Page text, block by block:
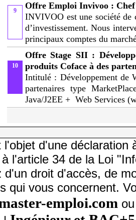
9
Offre Emploi Invivoo :
INVIVOO est une société de
d’investissement. Nous
principaux comptes du
10
Offre Stage SII :
produits Coface à des
Intitulé : Développement de
partenaires type
Java/J2EE + Web Services
l'objet d'une déclaration
l'article 34 de la Loi
d'un droit d'accès, de
qui vous concernent.
emploi.com